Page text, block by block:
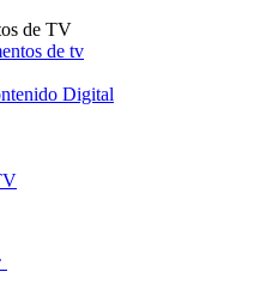
de TV
de tv
Digital